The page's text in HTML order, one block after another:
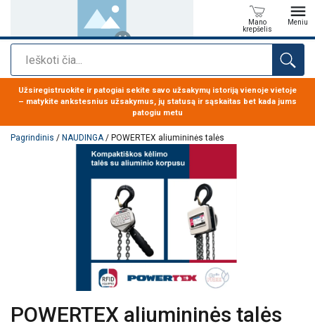
Paieška
Mano
krepšelis
Meniu
Produktas buvo pridėtas prie jūsų užklausos
Užsiregistruokite ir patogiai sekite savo užsakymų istoriją vienoje vietoje
– matykite ankstesnius užsakymus, jų statusą ir sąskaitas bet kada jums
patogiu metu
Pagrindinis / NAUDINGA/ POWERTEX aliumininės talės
POWERTEX aliumininės talės